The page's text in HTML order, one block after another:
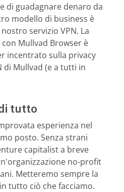
di guadagnare denaro da
modello di business è
servizio VPN. La
Mullvad Browser è
incentrato sulla privacy
di Mullvad (e a tutti in
tutto
esperienza nel
posto. Senza strani
capitalist a breve
no-profit
Metteremo sempre la
tutto ciò che facciamo.